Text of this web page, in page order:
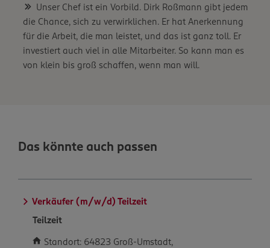
Unser Chef ist ein Vorbild. Dirk Roßmann gibt jedem
die Chance, sich zu verwirklichen. Er hat Anerkennung
für die Arbeit, die man leistet, und das ist ganz toll. Er
investiert auch viel in alle Mitarbeiter. So kann man es
von klein bis groß schaffen, wenn man will.
Das könnte auch passen
Verkäufer (m/w/d) Teilzeit
Teilzeit
Standort: 64823 Groß-Umstadt,